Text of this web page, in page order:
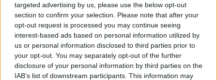
targeted advertising by us, please use the below opt-out
section to confirm your selection. Please note that after your
opt-out request is processed you may continue seeing
interest-based ads based on personal information utilized by
us or personal information disclosed to third parties prior to
your opt-out. You may separately opt-out of the further
disclosure of your personal information by third parties on the
IAB’s list of downstream participants. This information may
La UE acuerda reforzar el papel de la
Agencia Europea del Medicamento